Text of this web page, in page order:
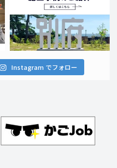
Instagram でフォロー